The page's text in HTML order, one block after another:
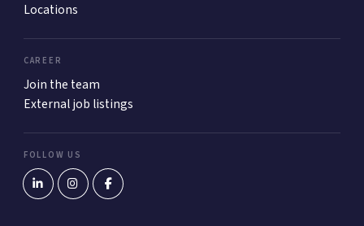
Locations
CAREER
Join the team
External job listings
FOLLOW US